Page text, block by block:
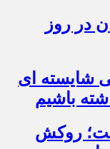
در روز
شایسته ای
باشیم
روکش